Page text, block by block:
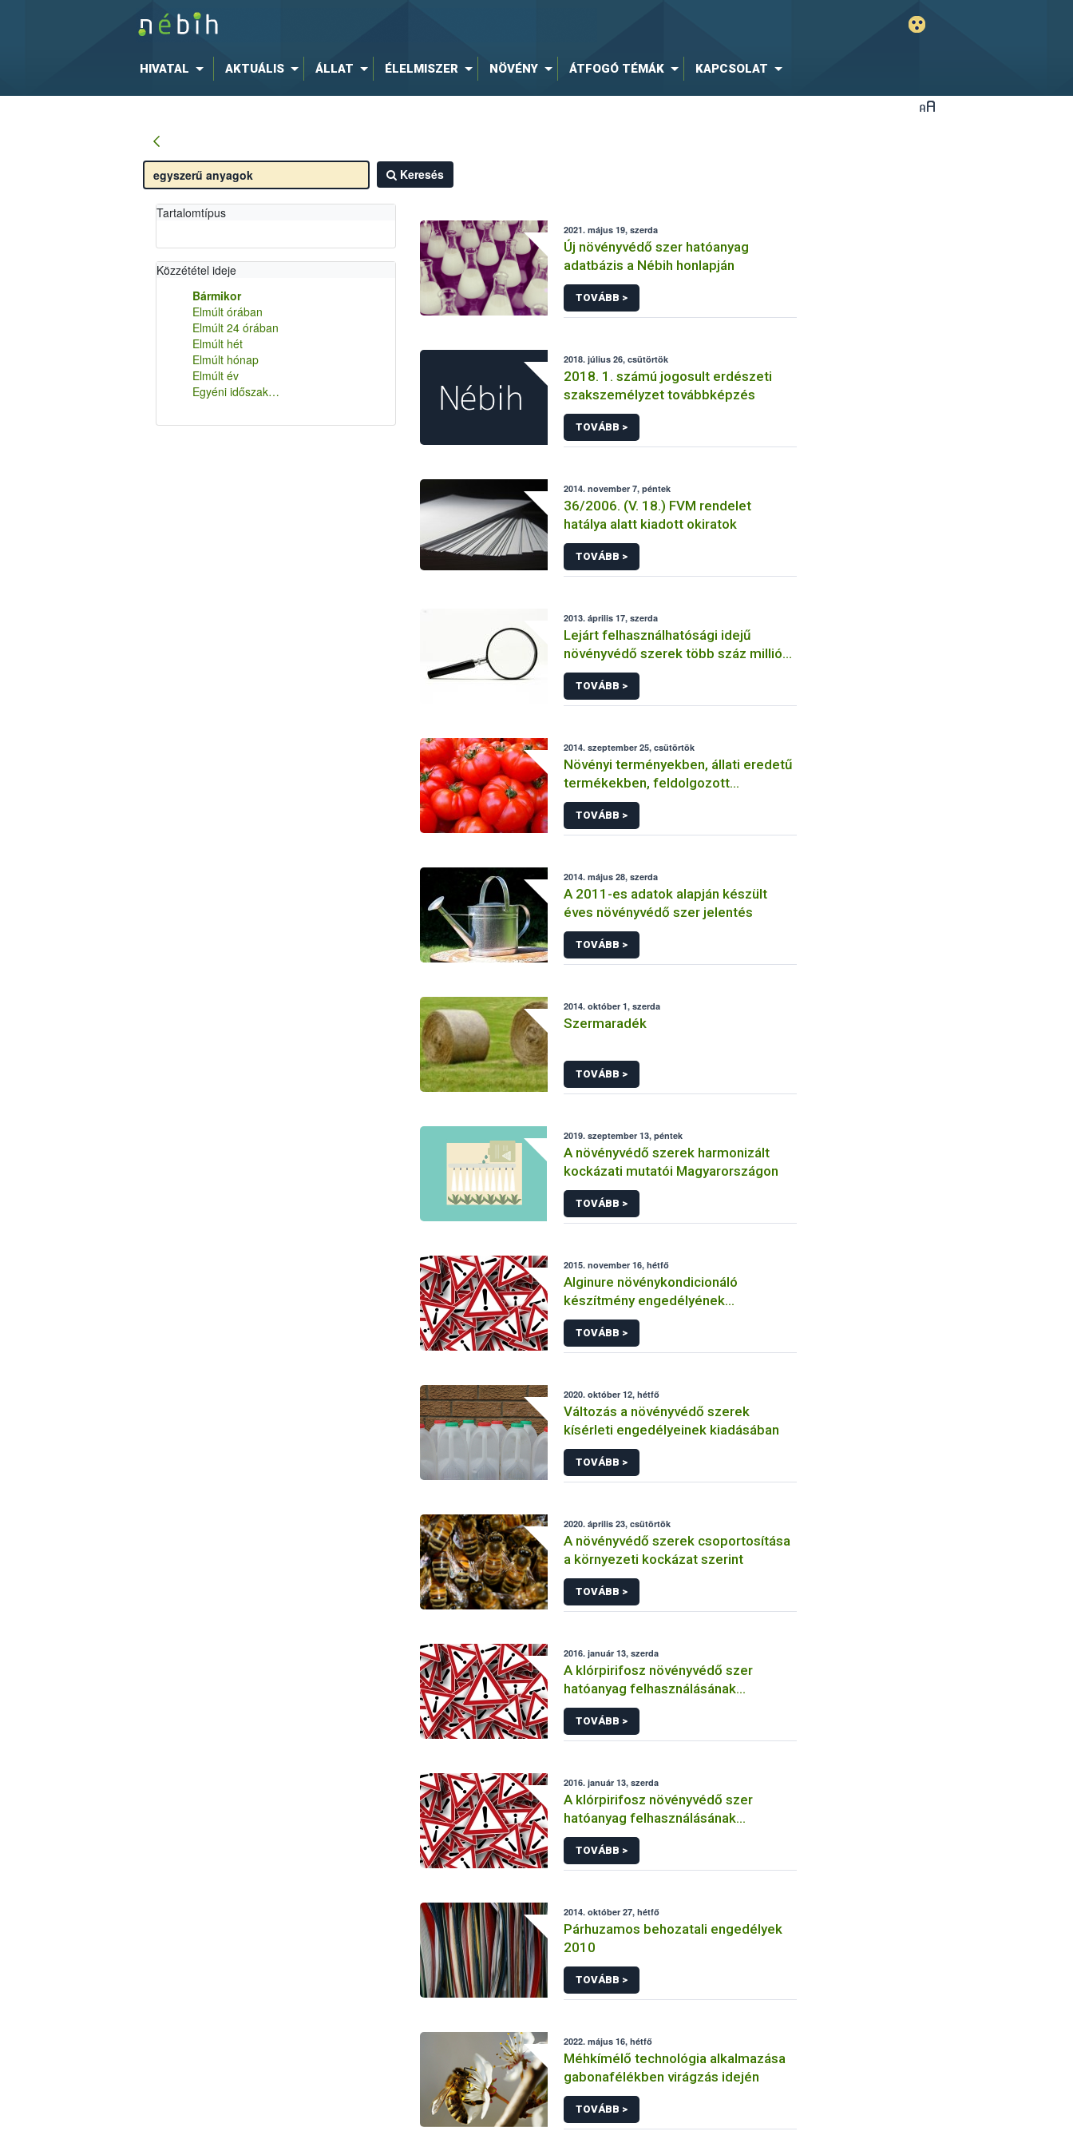
HIVATAL AKTUÁLIS ÁLLAT ÉLELMISZER NÖVÉNY ÁTFOGÓ TÉMÁK KAPCSOLAT
Keresés
Tartalomtípus
Közzététel ideje
Bármikor
Elmúlt órában
Elmúlt 24 órában
Elmúlt hét
Elmúlt hónap
Elmúlt év
Egyéni időszak…
2021. május 19, szerda
Új növényvédő szer hatóanyag
adatbázis a Nébih honlapján
TOVÁBB >
2018. július 26, csütörtök
2018. 1. számú jogosult erdészeti
szakszemélyzet továbbképzés
TOVÁBB >
2014. november 7, péntek
36/2006. (V. 18.) FVM rendelet
hatálya alatt kiadott okiratok
TOVÁBB >
2013. április 17, szerda
Lejárt felhasználhatósági idejű
növényvédő szerek több száz milliós
forgalmát derítette fel a NÉBIH
TOVÁBB >
2014. szeptember 25, csütörtök
Növényi terményekben, állati eredetű
termékekben, feldolgozott
élelmiszerekben
TOVÁBB >
2014. május 28, szerda
A 2011-es adatok alapján készült
éves növényvédő szer jelentés
TOVÁBB >
2014. október 1, szerda
Szermaradék
TOVÁBB >
2019. szeptember 13, péntek
A növényvédő szerek harmonizált
kockázati mutatói Magyarországon
TOVÁBB >
2015. november 16, hétfő
Alginure növénykondicionáló
készítmény engedélyének
felfüggesztése
TOVÁBB >
2020. október 12, hétfő
Változás a növényvédő szerek
kísérleti engedélyeinek kiadásában
TOVÁBB >
2020. április 23, csütörtök
A növényvédő szerek csoportosítása
a környezeti kockázat szerint
TOVÁBB >
2016. január 13, szerda
A klórpirifosz növényvédő szer
hatóanyag felhasználásának
korlátozása
TOVÁBB >
2016. január 13, szerda
A klórpirifosz növényvédő szer
hatóanyag felhasználásának
korlátozása
TOVÁBB >
2014. október 27, hétfő
Párhuzamos behozatali engedélyek
2010
TOVÁBB >
2022. május 16, hétfő
Méhkímélő technológia alkalmazása
gabonafélékben virágzás idején
TOVÁBB >